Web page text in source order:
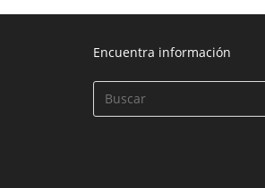
Encuentra información